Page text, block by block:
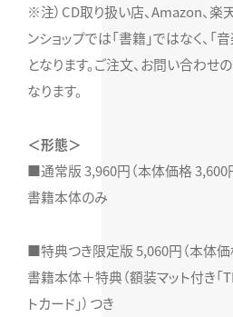
※注）CD取り扱い店、Amazon、楽
ンショップでは「書籍」ではなく、「
となります。ご注文、お問い合わせ
なります。
＜形態＞
■通常版 3,960円（本体価格 3,600
書籍本体のみ
■特典つき限定版 5,060円（本体価
書籍本体＋特典（額装マット付き「
トカード」）つき